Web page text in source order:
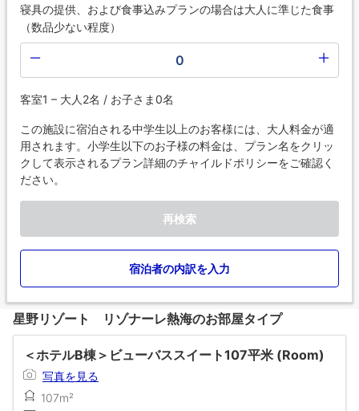
寝具の提供、および食事込みプランの場合は大人に準じた食事
（数品少ない程度）
0
客室1 – 大人2名 / お子さま0名
この施設に宿泊される中学生以上のお客様には、大人料金が適
用されます。小学生以下のお子様の料金は、プラン名をクリッ
クして表示されるプラン詳細のチャイルドポリシーをご確認く
ださい。
再検索
宿泊者の内訳を入力
星野リゾート リゾナーレ熱海のお部屋タイプ
＜ホテルB棟＞ビューバススイート107平米 (Room)
写真を見る
107m²